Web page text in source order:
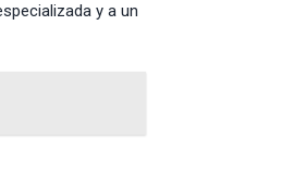
y a un